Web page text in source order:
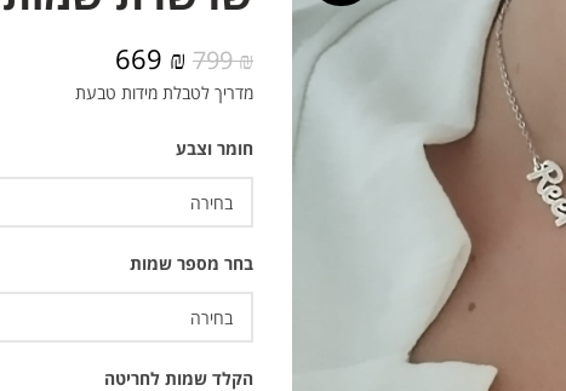
799₪
המחיר
המקורי
799 ₪.
669 ₪
הנוכחי
מדריך לטבלת מידות טבעת
חומר וצבע
בחר מספר שמות
הקלד שמות לחריטה